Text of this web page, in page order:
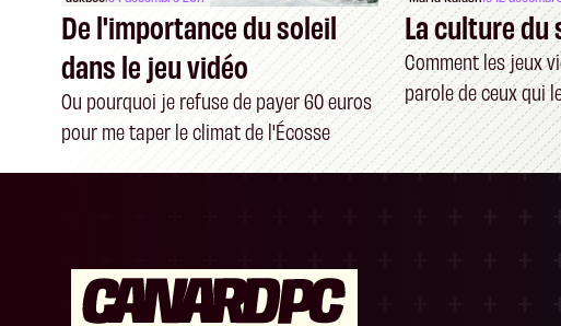
De l'importance du soleil
dans le jeu vidéo
Ou pourquoi je refuse de payer 60 euros
pour me taper le climat de l'Écosse
La culture du
Comment les jeux
parole de ceux qui